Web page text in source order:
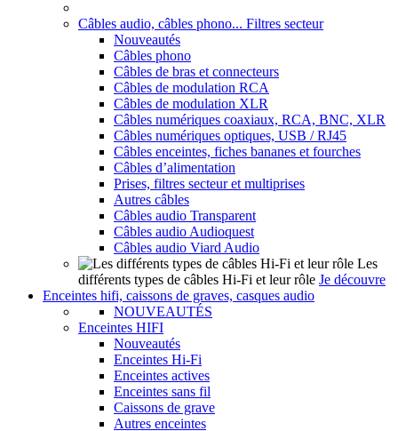
Câbles audio, câbles phono... Filtres secteur
Nouveautés
Câbles phono
Câbles de bras et connecteurs
Câbles de modulation RCA
Câbles de modulation XLR
Câbles numériques coaxiaux, RCA, BNC, XLR
Câbles numériques optiques, USB / RJ45
Câbles enceintes, fiches bananes et fourches
Câbles d’alimentation
Prises, filtres secteur et multiprises
Autres câbles
Câbles audio Transparent
Câbles audio Audioquest
Câbles audio Viard Audio
Les
différents types de câbles Hi-Fi et leur rôle Je découvre
Enceintes hifi, caissons de graves, casques audio
NOUVEAUTÉS
Enceintes HIFI
Nouveautés
Enceintes Hi-Fi
Enceintes actives
Enceintes sans fil
Caissons de grave
Autres enceintes